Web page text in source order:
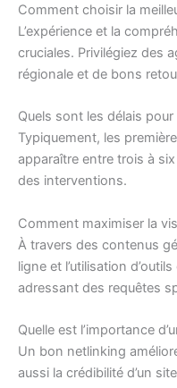
Comment choisir la
L’expérience et la
cruciales. Privilégiez des
régionale et de bons
Quels sont les délais
Typiquement, les
apparaître entre trois à
des interventions.
Comment maximiser la
À travers des contenus
ligne et l’utilisation
adressant des requêtes
Quelle est l’importance
Un bon netlinking
aussi la crédibilité d’un